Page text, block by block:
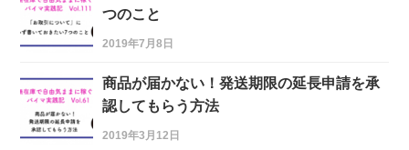
つのこと
2019年7月8日
商品が届かない！発送期限の延長申請を承
認してもらう方法
2019年3月12日